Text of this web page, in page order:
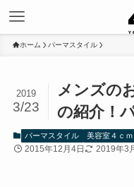
ホーム パーマスタイル
メンズの
の紹介！
2019
3/23
パーマスタイル 美容室４ｃ
2015年12月4日 2019年3